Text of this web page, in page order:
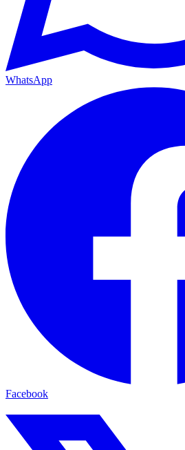
WhatsApp
Facebook